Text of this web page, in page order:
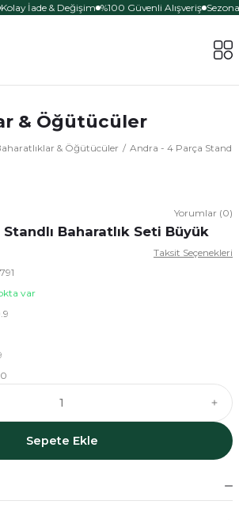
İade & Değişim %100 Güvenli Alışveriş Sezona
& Öğütücüler
& Öğütücüler Andra - 4 Parça
Yorumlar (0)
Baharatlık Seti Büyük
Taksit Seçenekleri
var
Sepete Ekle